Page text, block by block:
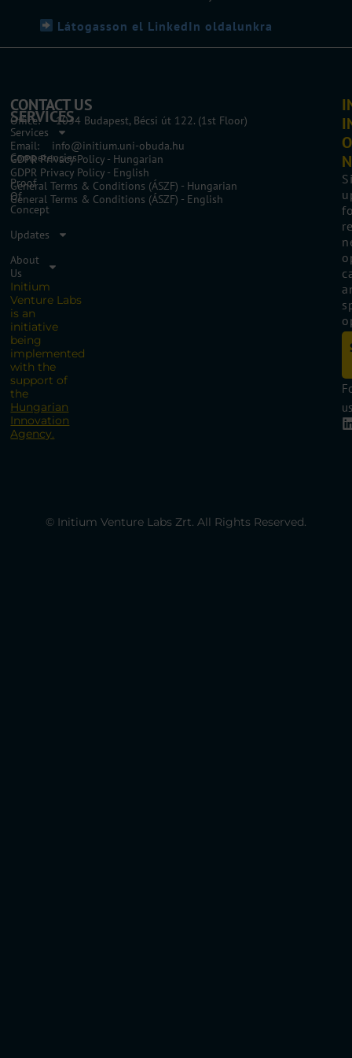
Látogasson el LinkedIn oldalunkra
SERVICES
Services
Competencies
Proof
Of
Concept
Updates
About
Us
Initium
Venture Labs
is an
initiative
being
implemented
with the
support of
the
Hungarian
Innovation
Agency.
CONTACT US
Office: 1034 Budapest, Bécsi út 122. (1st Floor)
Email: info@initium.uni-obuda.hu
GDPR Privacy Policy - Hungarian
GDPR Privacy Policy - English
General Terms & Conditions (ÁSZF) - Hungarian
General Terms & Conditions (ÁSZF) - English
© Initium Venture Labs Zrt. All Rights Reserved.